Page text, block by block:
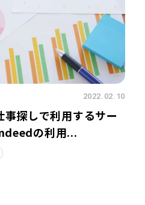
2022.02.10
事探しで利用するサー
の利用...